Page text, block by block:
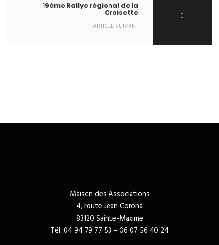
19ème Rallye régional de la
Croisette
ARTICLE SUIVANT
Maison des Associations
4, route Jean Corona
83120 Sainte-Maxime
Tél. 04 94 79 77 53 – 06 07 56 40 24